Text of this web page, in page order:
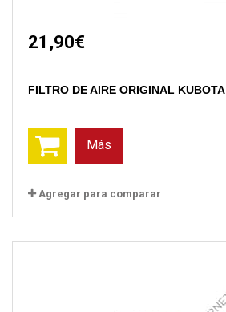
21,90€
FILTRO DE AIRE ORIGINAL KUBOTA
Más
Agregar para comparar